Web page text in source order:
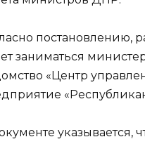
постановлению,
заниматься
«Центр